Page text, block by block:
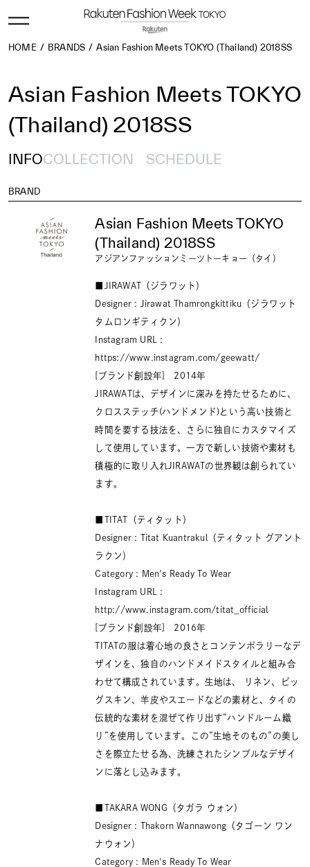
HOME BRANDS Asian Fashion Meets TOKYO (Thailand) 2018SS
Asian Fashion Meets TOKYO
(Thailand) 2018SS
INFOCOLLECTION SCHEDULE
BRAND
Asian Fashion Meets TOKYO
(Thailand) 2018SS
アジアンファッションミーツトーキョー（タイ）
■JIRAWAT（ジラワット）
Designer : Jirawat Thamrongkittiku（ジラワット
タムロンギティクン）
Instagram URL :
https://www.instagram.com/geewatt/
[ブランド創設年] 2014年
JIRAWATは、デザインに深みを持たせるために、
クロスステッチ(ハンドメンド)という高い技術と
時間を要する技法を、さらに独自にカスタマイズ
して使用しています。一方で新しい技術や素材も
積極的に取り入れJIRAWATの世界観は創られてい
ます。
■TITAT（ティタット）
Designer : Titat Kuantrakul（ティタット グアント
ラクン）
Category : Men's Ready To Wear
Instagram URL :
http://www.instagram.com/titat_official
[ブランド創設年] 2016年
TITATの服は着心地の良さとコンテンポラリーなデ
ザインを、独自のハンドメイドスタイルと組み合
わせて構成されています。生地は、 リネン、ピッ
グスキン、羊皮やスエードなどの素材と、タイの
伝統的な素材を混ぜて作り出す”ハンドルーム織
り”を使用しています。この”生地そのもの”の美し
さを際立たせる為、洗練されたシンプルなデザイ
ンに落とし込みます。
■TAKARA WONG（タガラ ウォン）
Designer : Thakorn Wannawong（タゴーン ワン
ナウォン）
Category : Men's Ready To Wear